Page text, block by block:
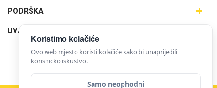
Aleja javora 13, 10000 Zagreb
095 5555 345
prodaja@maskice.hr
Poslovnica Trešnjevka
Poslovnica Kvatrić
Poslovnica Velika Gorica
Poslovnica Ilica
PODRŠKA
Dostava
O nama
Karijera u maskice.hr
Postani partner
UVJETI KORIŠTENJA
Obrazac za jednostrani raskid ugovora
Uvjeti korištenja
NAČINI PLAĆANJA
Koristimo kolačiće
Ovo web mjesto koristi kolačiće kako bi unaprijedili
korisničko iskustvo.
Samo neophodni